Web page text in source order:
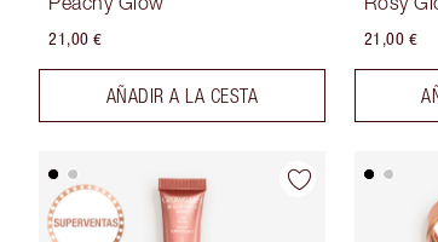
21,00 €
AÑADIR A LA CESTA
21,00 €